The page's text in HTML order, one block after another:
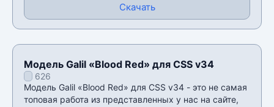
Скачать
Модель Galil «Blood Red» для CSS v34
626
Модель Galil «Blood Red» для CSS v34 - это не самая
топовая работа из представленных у нас на сайте,